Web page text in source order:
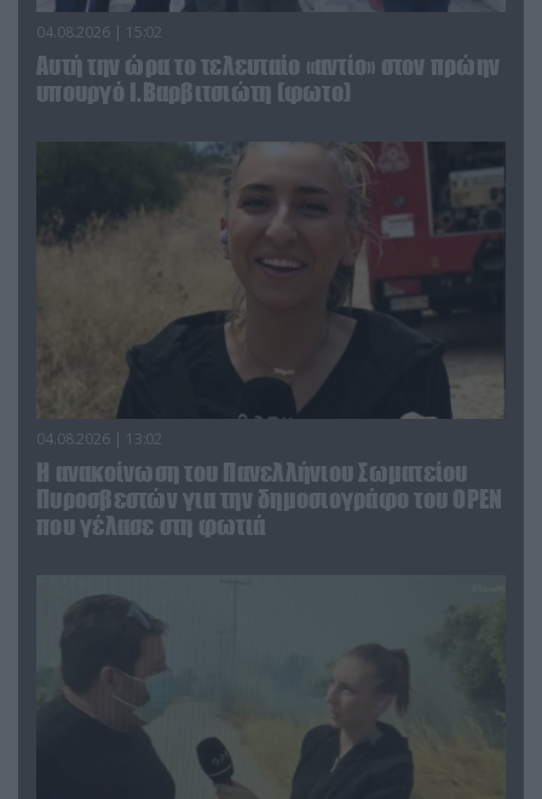
04.08.2026 | 15:02
Αυτή την ώρα το τελευταίο «αντίο» στον πρώην
υπουργό Ι.Βαρβιτσιώτη (φωτο)
04.08.2026 | 13:02
Η ανακοίνωση του Πανελλήνιου Σωματείου
Πυροσβεστών για την δημοσιογράφο του OPEN
που γέλασε στη φωτιά